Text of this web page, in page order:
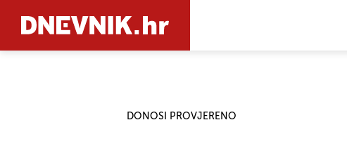
DONOSI PROVJERENO